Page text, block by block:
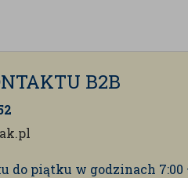
B2B
do piątku w godzinach 7:00